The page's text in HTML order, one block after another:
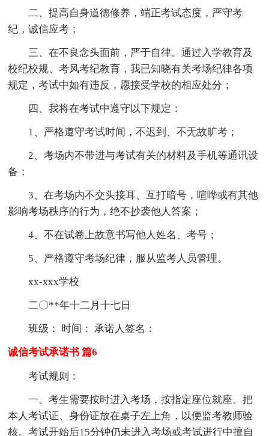
二、提高自身道德修养，端正考试态度，严守考
纪，诚信应考；
三、在不良念头面前，严于自律。通过入学教育及
校纪校规、考风考纪教育，我已知晓有关考场纪律各项
规定，考试中如有违反，愿接受学校的相应处分；
四、我将在考试中遵守以下规定：
1、严格遵守考试时间，不迟到、不无故旷考；
2、考场内不带进与考试有关的材料及手机等通讯设
备；
3、在考场内不交头接耳、互打暗号，喧哗或有其他
影响考场秩序的行为，绝不抄袭他人答案；
4、不在试卷上故意书写他人姓名、考号；
5、严格遵守考场纪律，服从监考人员管理。
xx-xxx学校
二〇**年十二月十七日
班级： 时间： 承诺人签名：
诚信考试承诺书 篇6
考试规则：
一、考生需要按时进入考场，按指定座位就座。把
本人考试证、身份证放在桌子左上角，以便监考教师验
核。考试开始后15分钟仍未进入考场或考试进行中擅自